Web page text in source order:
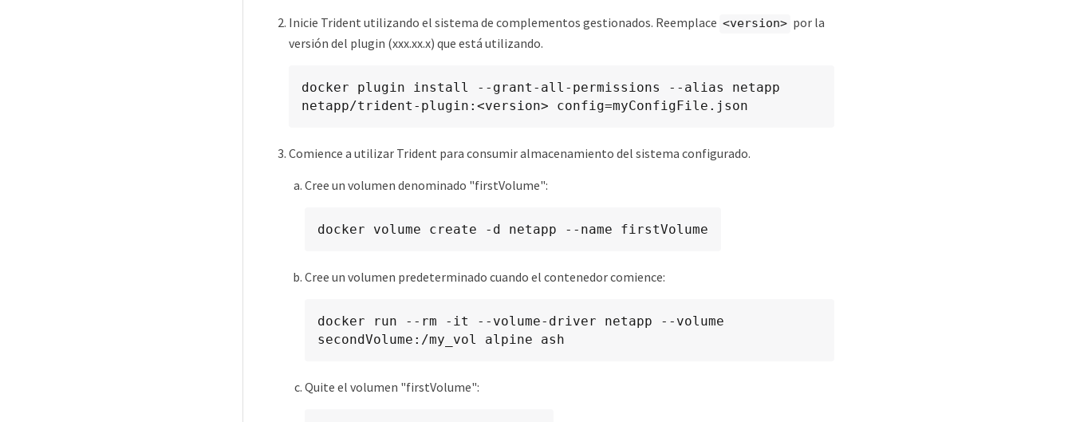
Inicie Trident utilizando el sistema de complementos gestionados. Reemplace <version> por la
versión del plugin (xxx.xx.x) que está utilizando.
docker plugin install --grant-all-permissions --alias netapp
netapp/trident-plugin:<version> config=myConfigFile.json
Comience a utilizar Trident para consumir almacenamiento del sistema configurado.
Cree un volumen denominado "firstVolume":
docker volume create -d netapp --name firstVolume
Cree un volumen predeterminado cuando el contenedor comience:
docker run --rm -it --volume-driver netapp --volume
secondVolume:/my_vol alpine ash
Quite el volumen "firstVolume":